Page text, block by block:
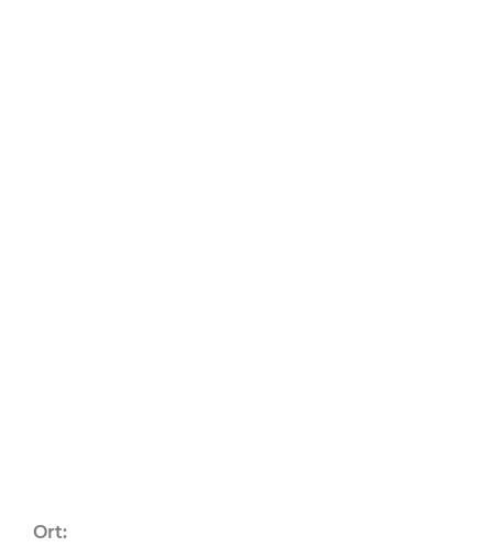
Ort: